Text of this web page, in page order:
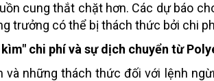
cung thắt chặt hơn. Các dự báo
trưởng có thể bị thách thức bởi chi
chi phí và sự dịch chuyển từ
và những thách thức đối với lệnh